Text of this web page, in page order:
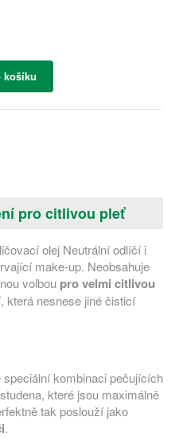
košíku
pro citlivou pleť
olej Neutrální odlíčí i
make-up. Neobsahuje
volbou pro velmi citlivou
, která nesnese jiné čisticí
kombinaci pečujících
které jsou maximálně
tak poslouží jako
.